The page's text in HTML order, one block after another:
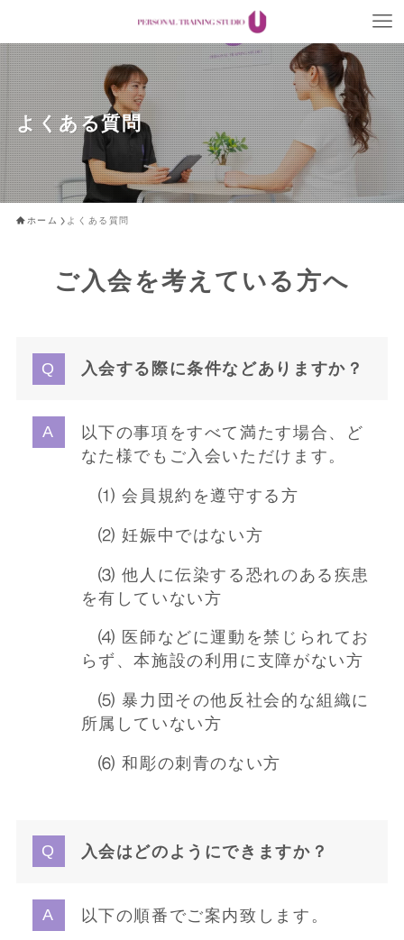
よくある質問
ホーム よくある質問
ご入会を考えている方へ
入会する際に条件などありますか？
以下の事項をすべて満たす場合、ど
なた様でもご入会いただけます。
⑴ 会員規約を遵守する方
⑵ 妊娠中ではない方
⑶ 他人に伝染する恐れのある疾患
を有していない方
⑷ 医師などに運動を禁じられてお
らず、本施設の利用に支障がない方
⑸ 暴力団その他反社会的な組織に
所属していない方
⑹ 和彫の刺青のない方
入会はどのようにできますか？
以下の順番でご案内致します。